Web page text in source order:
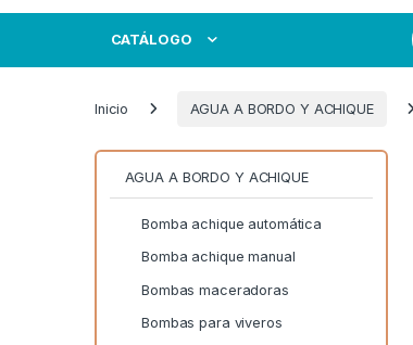
CATÁLOGO
Inicio AGUA A BORDO Y ACHIQUE
AGUA A BORDO Y ACHIQUE
Bomba achique automática
Bomba achique manual
Bombas maceradoras
Bombas para viveros